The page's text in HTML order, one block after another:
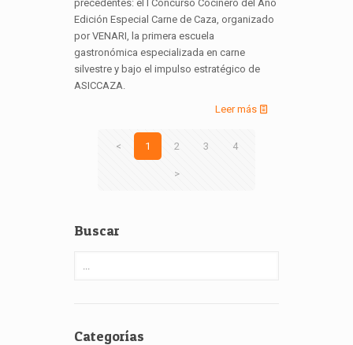
precedentes: el I Concurso Cocinero del Año
Edición Especial Carne de Caza, organizado
por VENARI, la primera escuela
gastronómica especializada en carne
silvestre y bajo el impulso estratégico de
ASICCAZA.
Leer más
< 1 2 3 4
>
Buscar
Categorías